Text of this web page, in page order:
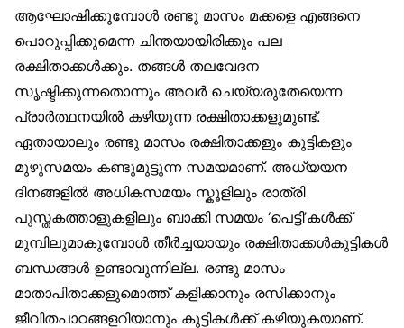
ആഘോഷിക്കുമ്പോള്‍ രണ്ടു മാസം മക്കളെ എങ്ങനെ
പൊറുപ്പിക്കുമെന്ന ചിന്തയായിരിക്കും പല
രക്ഷിതാക്കള്‍ക്കും. തങ്ങള്‍ തലവേദന
സൃഷ്ടിക്കുന്നതൊന്നും അവര്‍ ചെയ്യരുതേയെന്ന
പ്രാര്‍ത്ഥനയില്‍ കഴിയുന്ന രക്ഷിതാക്കളുമുണ്ട്.
ഏതായാലും രണ്ടു മാസം രക്ഷിതാക്കളും കുട്ടികളും
മുഴുസമയം കണ്ടുമുട്ടുന്ന സമയമാണ്. അധ്യയന
ദിനങ്ങളില്‍ അധികസമയം സ്കൂളിലും രാത്രി
പുസ്തകത്താളുകളിലും ബാക്കി സമയം ‘പെട്ടി’കള്‍ക്ക്
മുമ്പിലുമാകുമ്പോള്‍ തീര്‍ച്ചയായും രക്ഷിതാക്കള്‍കുട്ടികള്‍
ബന്ധങ്ങള്‍ ഉണ്ടാവുന്നില്ല. രണ്ടു മാസം
മാതാപിതാക്കളുമൊത്ത് കളിക്കാനും രസിക്കാനും
ജീവിതപാഠങ്ങളറിയാനും കുട്ടികള്‍ക്ക് കഴിയുകയാണ്.